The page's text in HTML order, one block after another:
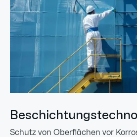
Schutz von Oberflächen vor